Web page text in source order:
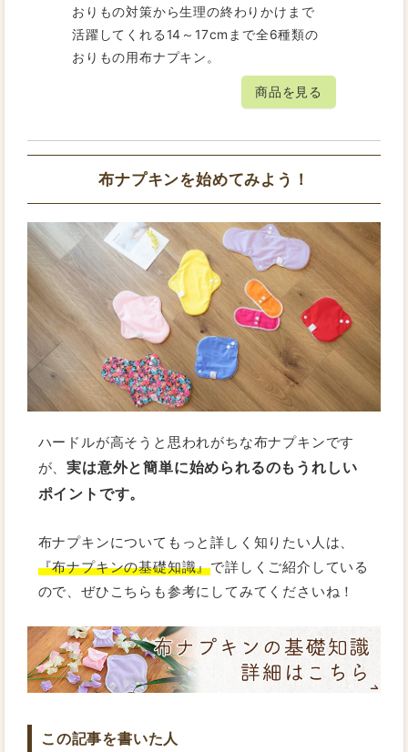
おりもの対策から生理の終わりかけまで
活躍してくれる14～17cmまで全6種類の
おりもの用布ナプキン。
商品を見る
布ナプキンを始めてみよう！
ハードルが高そうと思われがちな布ナプキンです
が、実は意外と簡単に始められるのもうれしい
ポイントです。
布ナプキンについてもっと詳しく知りたい人は、
『布ナプキンの基礎知識』で詳しくご紹介している
ので、ぜひこちらも参考にしてみてくださいね！
この記事を書いた人